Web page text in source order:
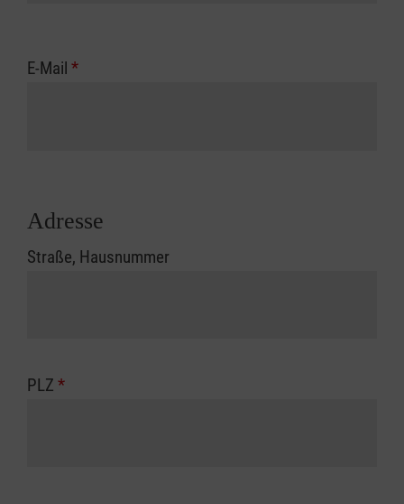
E-Mail *
Adresse
Straße, Hausnummer
PLZ *